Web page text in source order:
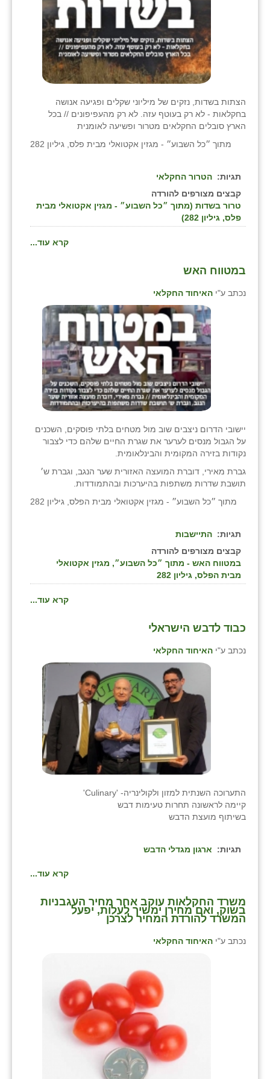
הצתות בשדות, נזקים של מיליוני שקלים ופגיעה אנושה
בחקלאות - לא רק בעוטף עזה. לא רק מהעפיפונים // בכל
הארץ סובלים החקלאים מטרור ופשיעה לאומנית
מתוך ״כל השבוע״ - מגזין אקטואלי מבית פלס, גיליון 282
תגיות: הטרור החקלאי
קבצים מצורפים להורדה
טרור בשדות (מתוך ״כל השבוע״ - מגזין אקטואלי מבית
פלס, גיליון 282)
קרא עוד...
במטווח האש
נכתב ע"י האיחוד החקלאי
יישובי הדרום ניצבים שוב מול מטחים בלתי פוסקים, השכנים
על הגבול מנסים לערער את שגרת החיים שלהם כדי לצבור
נקודות בזירה המקומית והבינלאומית.
גברת מאירי, דוברת המועצה האזורית שער הנגב, וגברת ש׳
תושבת שדרות משתפות בהיערכות ובהתמודדות.
מתוך ״כל השבוע״ - מגזין אקטואלי מבית הפלס, גיליון 282
תגיות: התיישבות
קבצים מצורפים להורדה
במטווח האש - מתוך ״כל השבוע״, מגזין אקטואלי
מבית הפלס, גיליון 282
קרא עוד...
כבוד לדבש הישראלי
נכתב ע"י האיחוד החקלאי
התערוכה השנתית למזון ולקולינריה- 'Culinary'
קיימה לראשונה תחרות טעימות דבש
בשיתוף מועצת הדבש
תגיות: ארגון מגדלי הדבש
קרא עוד...
משרד החקלאות עוקב אחר מחיר העגבניות
בשוק, ואם מחירן ימשיך לעלות, יפעל
המשרד להורדת המחיר לצרכן
נכתב ע"י האיחוד החקלאי